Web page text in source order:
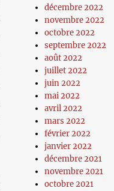
décembre 2022
novembre 2022
octobre 2022
septembre 2022
août 2022
juillet 2022
juin 2022
mai 2022
avril 2022
mars 2022
février 2022
janvier 2022
décembre 2021
novembre 2021
octobre 2021